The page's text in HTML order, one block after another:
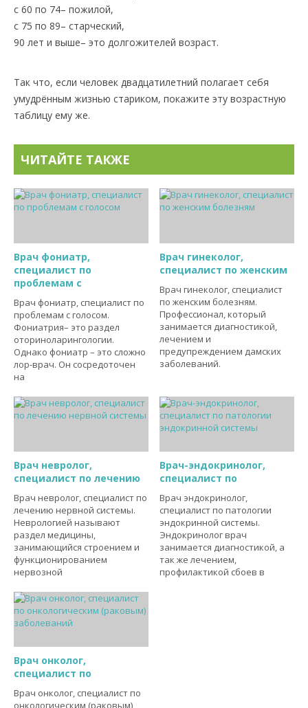
с 60 по 74– пожилой,
с 75 по 89– старческий,
90 лет и выше– это долгожителей возраст.
Так что, если человек двадцатилетний полагает себя
умудрённым жизнью стариком, покажите эту возрастную
таблицу ему же.
ЧИТАЙТЕ ТАКЖЕ
Врач фониатр,
специалист по
проблемам с
Врач фониатр, специалист по
проблемам с голосом.
Фониатрия– это раздел
оториноларингологии.
Однако фониатр – это сложно
лор-врач. Он сосредоточен
на
Врач гинеколог,
специалист по женским
Врач гинеколог, специалист
по женским болезням.
Профессионал, который
занимается диагностикой,
лечением и
предупреждением дамских
заболеваний.
Врач невролог,
специалист по лечению
Врач невролог, специалист по
лечению нервной системы.
Неврологией называют
раздел медицины,
занимающийся строением и
функционированием
нервозной
Врач-эндокринолог,
специалист по
Врач эндокринолог,
специалист по патологии
эндокринной системы.
Эндокринолог врач
занимается диагностикой, а
так же лечением,
профилактикой сбоев в
Врач онколог,
специалист по
Врач онколог, специалист по
онкологическим (раковым)